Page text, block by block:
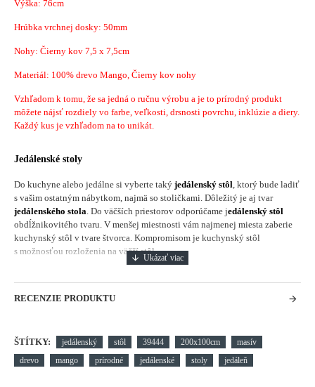
Výška: 76cm
Hrúbka vrchnej dosky: 50mm
Nohy: Čierny kov 7,5 x 7,5cm
Materiál: 100% drevo Mango, Čierny kov nohy
Vzhľadom k tomu, že sa jedná o ručnu výrobu a je to prírodný produkt
môžete nájsť rozdiely vo farbe, veľkosti, drsnosti povrchu, inklúzie a diery.
Každý kus je vzhľadom na to unikát.
Jedálenské stoly
Do kuchyne alebo jedálne si vyberte taký jedálenský stôl, ktorý bude ladiť
s vašim ostatným nábytkom, najmä so stoličkami. Dôležitý je aj tvar
jedálenského stola. Do väčších priestorov odporúčame jedálenský stôl
obdĺžnikovitého tvaru. V menšej miestnosti vám najmenej miesta zaberie
kuchynský stôl v tvare štvorca. Kompromisom je kuchynský stôl
s možnosťou rozloženia na väčší stôl.
RECENZIE PRODUKTU
ŠTÍTKY: jedálenský stôl 39444 200x100cm
masív
drevo
mango prírodné jedálenské stoly jedáleň